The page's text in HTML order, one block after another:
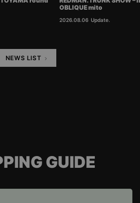
OBLIQUE mito
2026.08.06 Update.
NEWS LIST
GUIDE